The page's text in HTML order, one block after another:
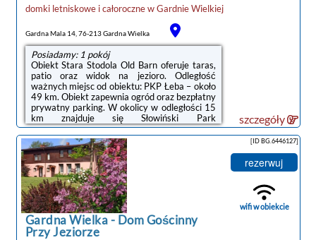
domki letniskowe i całorocznewGardnie Wielkiej
Gardna Mala 14, 76-213 Gardna Wielka
Posiadamy: 1 pokój
Obiekt Stara Stodola Old Barn oferuje taras,
patio oraz widok na jezioro. Odległość
ważnych miejsc od obiektu: PKP Łeba – około
49 km. Obiekt zapewnia ogród oraz bezpłatny
prywatny parking. W okolicy w odległości 15
km znajduje się Słowiński Park
Narodowy.Oferta domu wakacyjnego
obejmuje kilka sypialni (3), salon, kuchnię z
pełnym wyposażeniem, w tym lodówką i
ekspresem do kawy, a także łazienkę (1) z
prysznicem oraz suszarką do włosów. W
domu wakacyjnym zapewniono ręczniki i
pościel.Odległość ważnych miejsc od obiektu:
Zamek krzyżacki w Lęborku – 49 km,
Bałtycka ...
szczegóły
Gardna Wielka- Dom Gościnny
Przy Jeziorze
[ID BG.6446127]
rezerwuj
wifi w obiekcie